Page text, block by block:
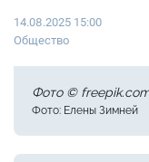
14.08.2025 15:00
Общество
Фото ©
Фото: Елены Зимней